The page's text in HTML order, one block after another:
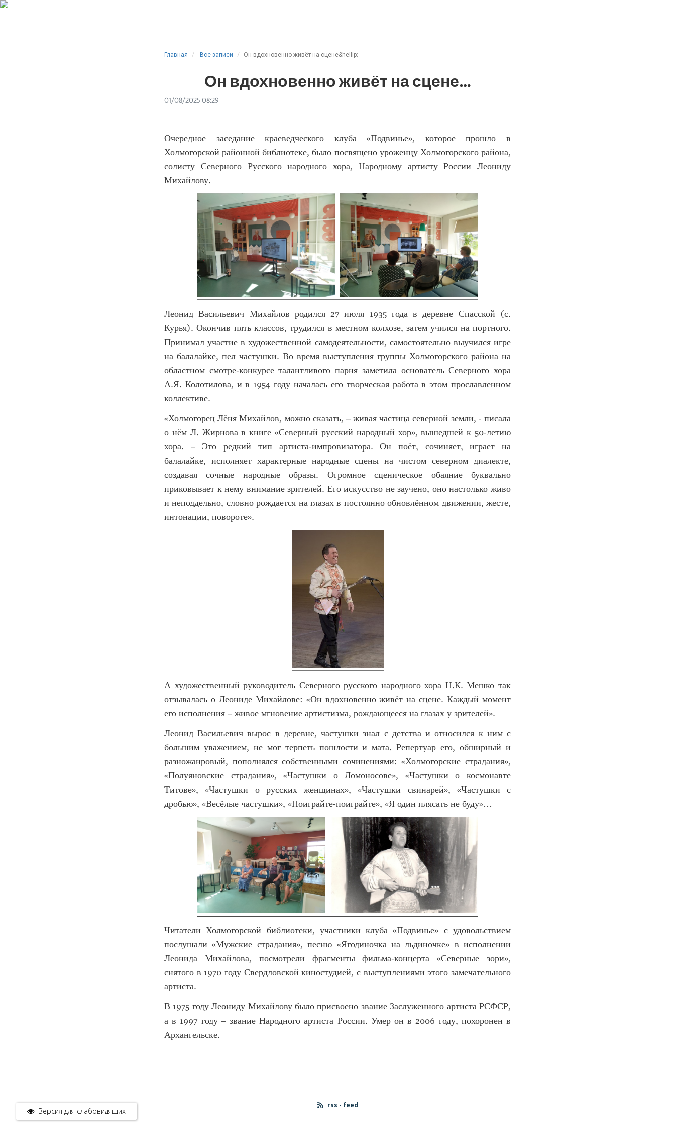
Главная Все записи Он вдохновенно живёт на сцене&hellip;
Он вдохновенно живёт на сцене…
01/08/2025 08:29
Очередное заседание краеведческого клуба «Подвинье», которое прошло в
Холмогорской районной библиотеке, было посвящено уроженцу Холмогорского района,
солисту Северного Русского народного хора, Народному артисту России Леониду
Михайлову.
Леонид Васильевич Михайлов родился 27 июля 1935 года в деревне Спасской (с.
Курья). Окончив пять классов, трудился в местном колхозе, затем учился на портного.
Принимал участие в художественной самодеятельности, самостоятельно выучился игре
на балалайке, пел частушки. Во время выступления группы Холмогорского района на
областном смотре-конкурсе талантливого парня заметила основатель Северного хора
А.Я. Колотилова, и в 1954 году началась его творческая работа в этом прославленном
коллективе.
«Холмогорец Лёня Михайлов, можно сказать, – живая частица северной земли, - писала
о нём Л. Жирнова в книге «Северный русский народный хор», вышедшей к 50-летию
хора. – Это редкий тип артиста-импровизатора. Он поёт, сочиняет, играет на
балалайке, исполняет характерные народные сцены на чистом северном диалекте,
создавая сочные народные образы. Огромное сценическое обаяние буквально
приковывает к нему внимание зрителей. Его искусство не заучено, оно настолько живо
и неподдельно, словно рождается на глазах в постоянно обновлённом движении, жесте,
интонации, повороте».
А художественный руководитель Северного русского народного хора Н.К. Мешко так
отзывалась о Леониде Михайлове: «Он вдохновенно живёт на сцене. Каждый момент
его исполнения – живое мгновение артистизма, рождающееся на глазах у зрителей».
Леонид Васильевич вырос в деревне, частушки знал с детства и относился к ним с
большим уважением, не мог терпеть пошлости и мата. Репертуар его, обширный и
разножанровый, пополнялся собственными сочинениями: «Холмогорские страдания»,
«Полуяновские страдания», «Частушки о Ломоносове», «Частушки о космонавте
Титове», «Частушки о русских женщинах», «Частушки свинарей», «Частушки с
дробью», «Весёлые частушки», «Поиграйте-поиграйте», «Я один плясать не буду»…
Читатели Холмогорской библиотеки, участники клуба «Подвинье» с удовольствием
послушали «Мужские страдания», песню «Ягодиночка на льдиночке» в исполнении
Леонида Михайлова, посмотрели фрагменты фильма-концерта «Северные зори»,
снятого в 1970 году Свердловской киностудией, с выступлениями этого замечательного
артиста.
В 1975 году Леониду Михайлову было присвоено звание Заслуженного артиста РСФСР,
а в 1997 году – звание Народного артиста России. Умер он в 2006 году, похоронен в
Архангельске.
rss - feed
Версия для слабовидящих